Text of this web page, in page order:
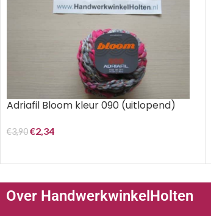
Adriafil Bloom kleur 090 (uitlopend)
€3,90€2,34
Over HandwerkwinkelHolten